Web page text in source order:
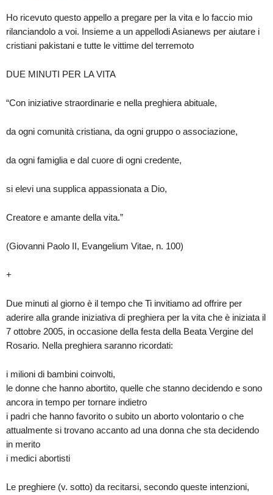
Ho ricevuto questo appello a pregare per la vita e lo faccio mio
rilanciandolo a voi. Insieme a un appellodi Asianews per aiutare i
cristiani pakistani e tutte le vittime del terremoto
DUE MINUTI PER LA VITA
“Con iniziative straordinarie e nella preghiera abituale,
da ogni comunità cristiana, da ogni gruppo o associazione,
da ogni famiglia e dal cuore di ogni credente,
si elevi una supplica appassionata a Dio,
Creatore e amante della vita.”
(Giovanni Paolo II, Evangelium Vitae, n. 100)
+
Due minuti al giorno è il tempo che Ti invitiamo ad offrire per
aderire alla grande iniziativa di preghiera per la vita che è iniziata il
7 ottobre 2005, in occasione della festa della Beata Vergine del
Rosario. Nella preghiera saranno ricordati:
i milioni di bambini coinvolti,
le donne che hanno abortito, quelle che stanno decidendo e sono
ancora in tempo per tornare indietro
i padri che hanno favorito o subito un aborto volontario o che
attualmente si trovano accanto ad una donna che sta decidendo
in merito
i medici abortisti
Le preghiere (v. sotto) da recitarsi, secondo queste intenzioni,